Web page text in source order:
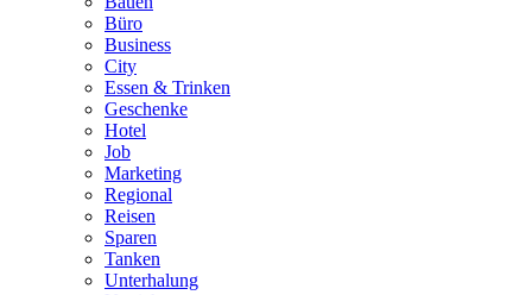
Büro
Business
City
Essen & Trinken
Geschenke
Hotel
Job
Marketing
Regional
Reisen
Sparen
Tanken
Unterhalung